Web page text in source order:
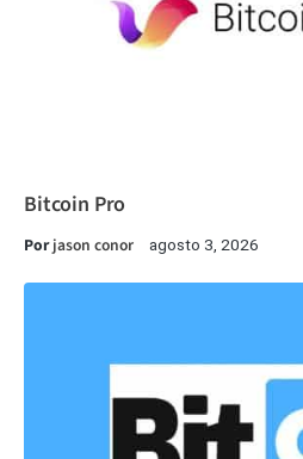
Bitcoin Pro
Porjason conor agosto 3, 2026